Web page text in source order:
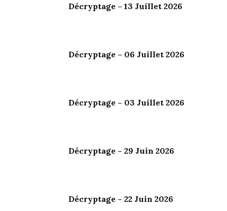
Décryptage – 13 Juillet 2026
Décryptage – 06 Juillet 2026
Décryptage – 03 Juillet 2026
Décryptage – 29 Juin 2026
Décryptage – 22 Juin 2026